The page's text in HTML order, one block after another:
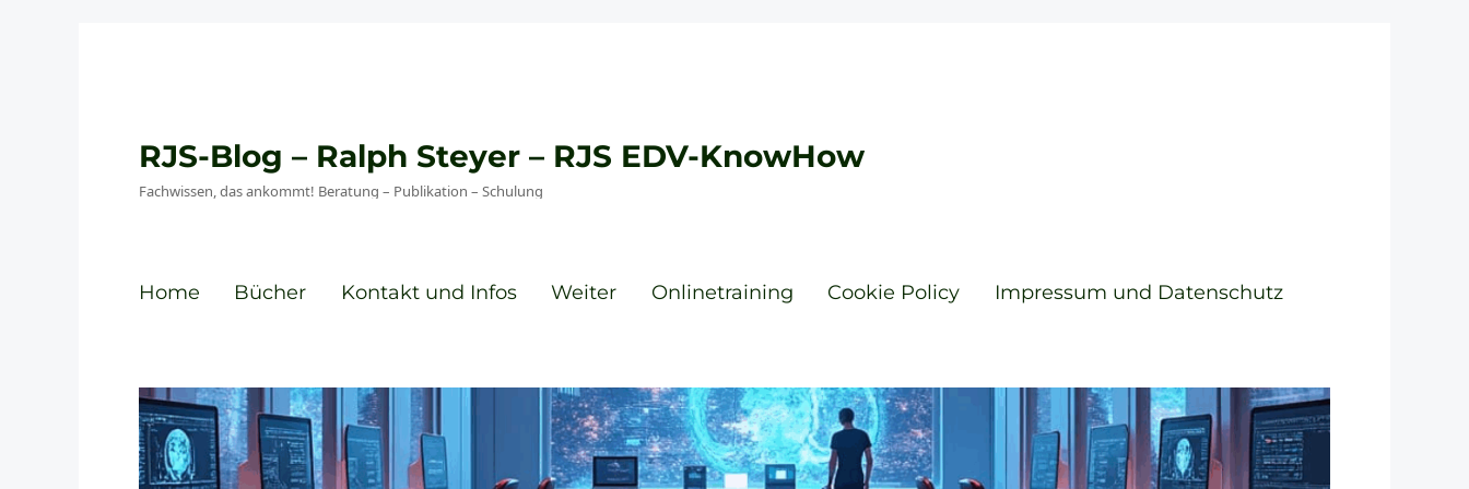
RJS-Blog – Ralph Steyer – RJS EDV-KnowHow
Fachwissen, das ankommt! Beratung – Publikation – Schulung
Home Bücher Kontakt und Infos Weiter Onlinetraining Cookie Policy Impressum und Datenschutz